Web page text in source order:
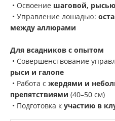
• Освоение шаговой,
• Управление лошадью:
между аллюрами
Для всадников с опытом
• Совершенствование
рыси и галопе
• Работа с жердями и
препятствиями (40–50 см)
• Подготовка к участию в